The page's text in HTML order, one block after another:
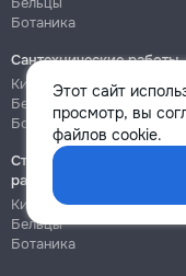
Этот сайт
просмотр, вы
файлов cookie.
Ботаника
Сантехнические работы
Кишинёв
Бельцы
Ботаника
Строительно-монтажные
работы
Кишинёв
Бельцы
Ботаника